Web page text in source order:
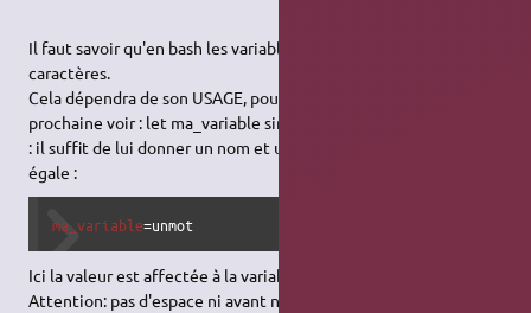
Il faut savoir qu'en bash les variables sont toutes des chaînes de
caractères.
Cela dépendra de son USAGE, pour une opération arithmétique
prochaine voir : let ma_variable sinon pour conserver une valeur
: il suffit de lui donner un nom et une valeur avec l'affectation
égale :
ma_variable=unmot
Ici la valeur est affectée à la variable ma_variable .
Attention: pas d'espace ni avant ni après le signe "=" .